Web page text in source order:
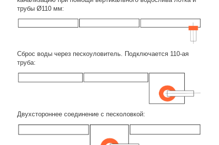
трубы Ø110 мм:
Сброс воды через пескоуловитель. Подключается 110-ая
труба:
Двухстороннее соединение с песколовкой: